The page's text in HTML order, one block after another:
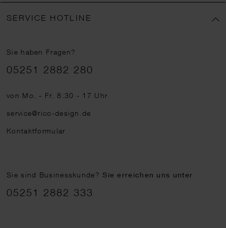
SERVICE HOTLINE
Sie haben Fragen?
Telefonnummer
05251 2882 280
von Mo. - Fr. 8:30 - 17 Uhr
service@rico-design.de
Kontaktformular
Sie sind Businesskunde?Sie erreichen uns unter
05251 2882 333